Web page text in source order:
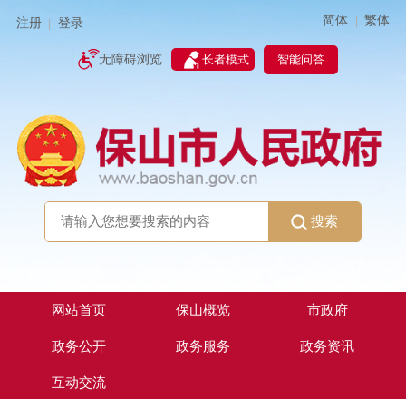
注册 登录 简体 | 繁体
无障碍浏览 长者模式 智能问答
搜索
网站首页 保山概览 市政府
政务公开 政务服务 政务资讯
互动交流